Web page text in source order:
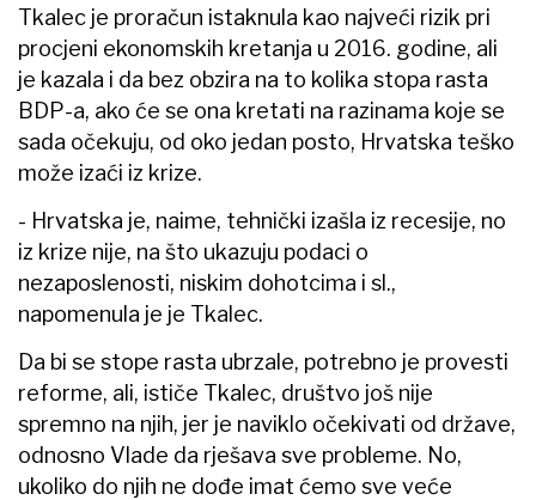
Tkalec je proračun istaknula kao najveći rizik pri
procjeni ekonomskih kretanja u 2016. godine, ali
je kazala i da bez obzira na to kolika stopa rasta
BDP-a, ako će se ona kretati na razinama koje se
sada očekuju, od oko jedan posto, Hrvatska teško
može izaći iz krize.
- Hrvatska je, naime, tehnički izašla iz recesije, no
iz krize nije, na što ukazuju podaci o
nezaposlenosti, niskim dohotcima i sl.,
napomenula je je Tkalec.
Da bi se stope rasta ubrzale, potrebno je provesti
reforme, ali, ističe Tkalec, društvo još nije
spremno na njih, jer je naviklo očekivati od države,
odnosno Vlade da rješava sve probleme. No,
ukoliko do njih ne dođe imat ćemo sve veće